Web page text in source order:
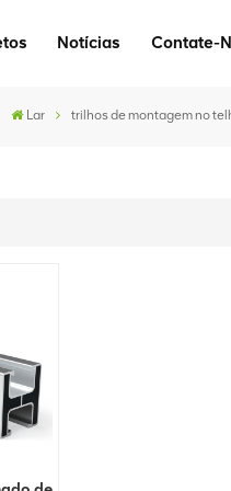
Notícias Contate-
Lar trilhos de montagem no